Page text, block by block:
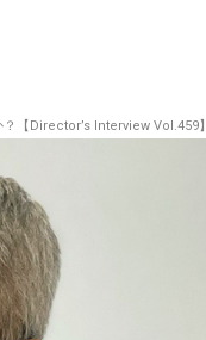
【Director’s Interview Vol.459】